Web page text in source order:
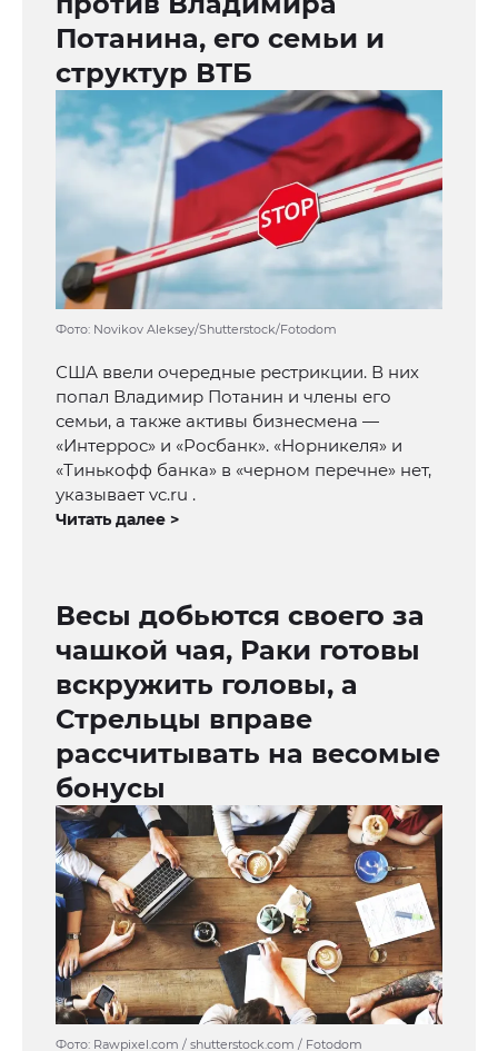
Потанина, его семьи и
структур ВТБ
Фото: Novikov Aleksey/Shutterstock/Fotodom
США ввели очередные рестрикции. В них
попал Владимир Потанин и члены его
семьи, а также активы бизнесмена —
«Интеррос» и «Росбанк». «Норникеля» и
«Тинькофф банка» в «черном перечне» нет,
указывает vc.ru .
Читать далее >
Весы добьются своего за
чашкой чая, Раки готовы
вскружить головы, а
Стрельцы вправе
рассчитывать на весомые
бонусы
Фото: Rawpixel.com / shutterstock.com / Fotodom